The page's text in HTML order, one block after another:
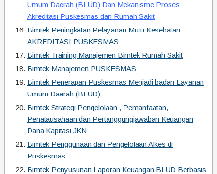
Umum Daerah (BLUD) Dan Mekanisme Proses
Akreditasi Puskesmas dan Rumah Sakit
Bimtek Peningkatan Pelayanan Mutu Kesehatan
AKREDITASI PUSKESMAS
Bimtek Training Manajemen Bimtek Rumah Sakit
Bimtek Manajemen PUSKESMAS
Bimtek Penerapan Puskesmas Menjadi badan Layanan
Umum Daerah (BLUD)
Bimtek Strategi Pengelolaan , Pemanfaatan,
Penatausahaan dan Pertanggungjawaban Keuangan
Dana Kapitasi JKN
Bimtek Penggunaan dan Pengelolaan Alkes di
Puskesmas
Bimtek Penyusunan Laporan Keuangan BLUD Berbasis